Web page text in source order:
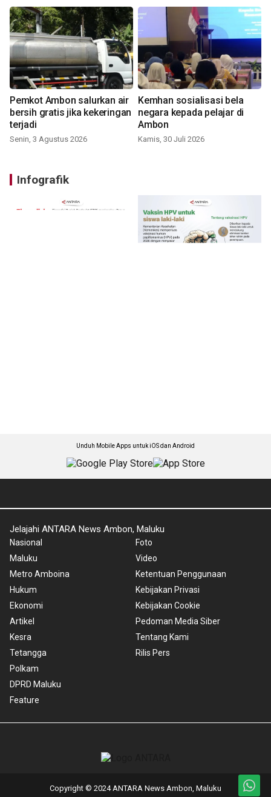
Pemkot Ambon salurkan air
bersih gratis jika kekeringan
terjadi
Senin, 3 Agustus 2026
Kemhan sosialisasi bela
negara kepada pelajar di
Ambon
Kamis, 30 Juli 2026
Infografik
Unduh Mobile Apps untuk iOS dan Android
Jelajahi ANTARA News Ambon, Maluku
Nasional
Maluku
Metro Amboina
Hukum
Ekonomi
Artikel
Kesra
Tetangga
Polkam
DPRD Maluku
Feature
Foto
Video
Ketentuan Penggunaan
Kebijakan Privasi
Kebijakan Cookie
Pedoman Media Siber
Tentang Kami
Rilis Pers
Copyright © 2024 ANTARA News Ambon, Maluku